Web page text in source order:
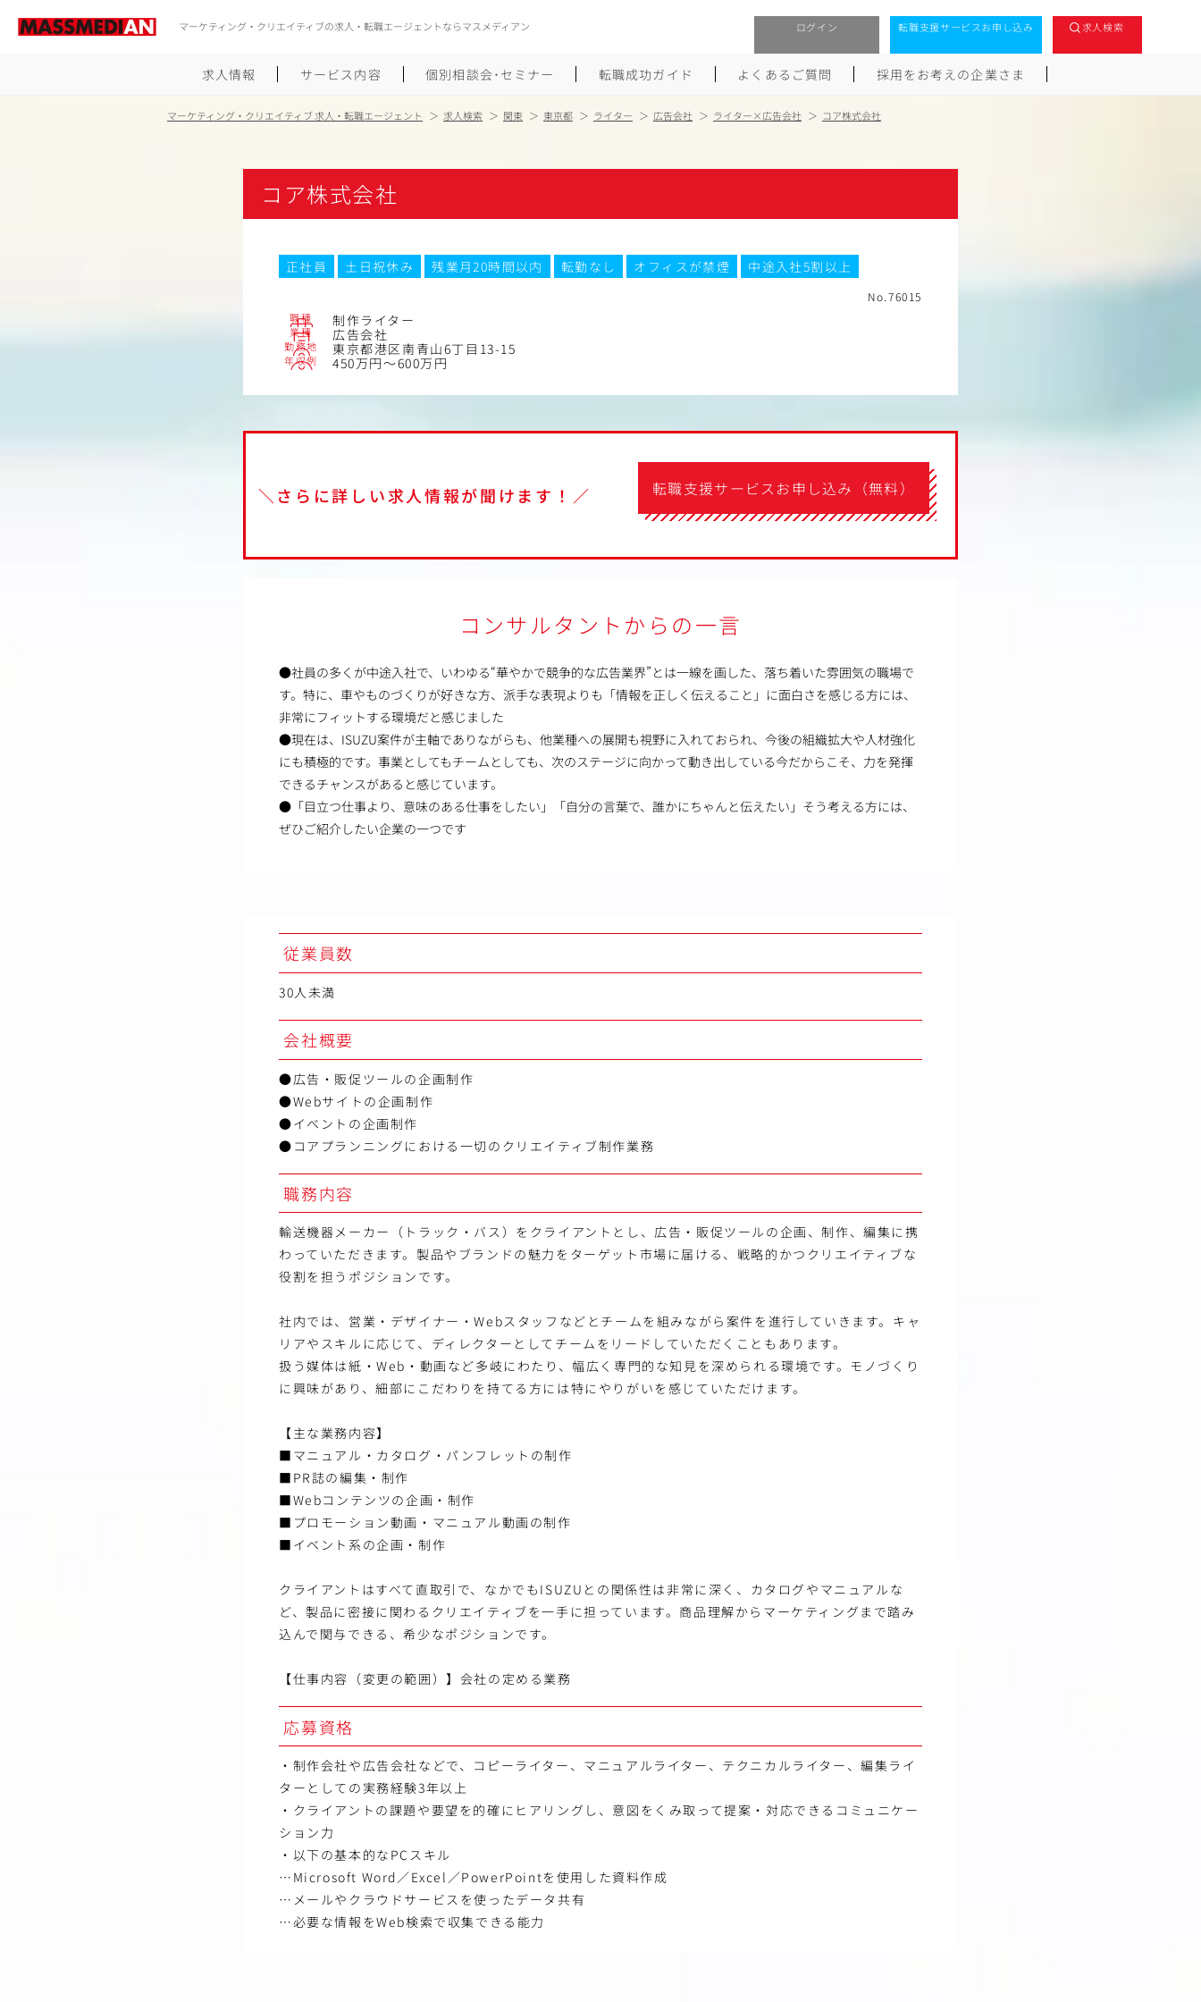
マーケティング・クリエイティブの求人・転職エージェントならマスメディアン ログイン 転職支援サービスお申し込み 求人検索
求人情報 サービス内容 個別相談会･セミナー 転職成功ガイド
転職活動を始めるにあたり
ポートフォリオのつくり方
未経験から広告業界への転職
メーカー・事業会社への転職
しゅふクリ･ママクリ転職
よくあるご質問 採用をお考えの企業さま
マーケティング・クリエイティブ 求人・転職エージェント 求人検索 関東 東京都 ライター 広告会社 ライター×広告会社 コア株式会社
コア株式会社
正社員 土日祝休み 残業月20時間以内 転勤なし オフィスが禁煙 中途入社5割以上
No.76015
職種 制作ライター
業種 広告会社
勤務地 東京都港区南青山6丁目13-15
年収例 450万円～600万円
＼さらに詳しい求人情報が聞けます！／ 転職支援サービスお申し込み（無料）
コンサルタントからの一言
●社員の多くが中途入社で、いわゆる“華やかで競争的な広告業界”とは一線を画した、落ち着いた雰囲気の職場で
す。特に、車やものづくりが好きな方、派手な表現よりも「情報を正しく伝えること」に面白さを感じる方には、
非常にフィットする環境だと感じました
●現在は、ISUZU案件が主軸でありながらも、他業種への展開も視野に入れておられ、今後の組織拡大や人材強化
にも積極的です。事業としてもチームとしても、次のステージに向かって動き出している今だからこそ、力を発揮
できるチャンスがあると感じています。
●「目立つ仕事より、意味のある仕事をしたい」「自分の言葉で、誰かにちゃんと伝えたい」そう考える方には、
ぜひご紹介したい企業の一つです
従業員数
30人未満
会社概要
●広告・販促ツールの企画制作
●Webサイトの企画制作
●イベントの企画制作
●コアプランニングにおける一切のクリエイティブ制作業務
職務内容
輸送機器メーカー（トラック・バス）をクライアントとし、広告・販促ツールの企画、制作、編集に携
わっていただきます。製品やブランドの魅力をターゲット市場に届ける、戦略的かつクリエイティブな
役割を担うポジションです。
社内では、営業・デザイナー・Webスタッフなどとチームを組みながら案件を進行していきます。キャ
リアやスキルに応じて、ディレクターとしてチームをリードしていただくこともあります。
扱う媒体は紙・Web・動画など多岐にわたり、幅広く専門的な知見を深められる環境です。モノづくり
に興味があり、細部にこだわりを持てる方には特にやりがいを感じていただけます。
【主な業務内容】
■マニュアル・カタログ・パンフレットの制作
■PR誌の編集・制作
■Webコンテンツの企画・制作
■プロモーション動画・マニュアル動画の制作
■イベント系の企画・制作
クライアントはすべて直取引で、なかでもISUZUとの関係性は非常に深く、カタログやマニュアルな
ど、製品に密接に関わるクリエイティブを一手に担っています。商品理解からマーケティングまで踏み
込んで関与できる、希少なポジションです。
【仕事内容（変更の範囲）】会社の定める業務
応募資格
・制作会社や広告会社などで、コピーライター、マニュアルライター、テクニカルライター、編集ライ
ターとしての実務経験3年以上
・クライアントの課題や要望を的確にヒアリングし、意図をくみ取って提案・対応できるコミュニケー
ション力
・以下の基本的なPCスキル
…Microsoft Word／Excel／PowerPointを使用した資料作成
…メールやクラウドサービスを使ったデータ共有
…必要な情報をWeb検索で収集できる能力